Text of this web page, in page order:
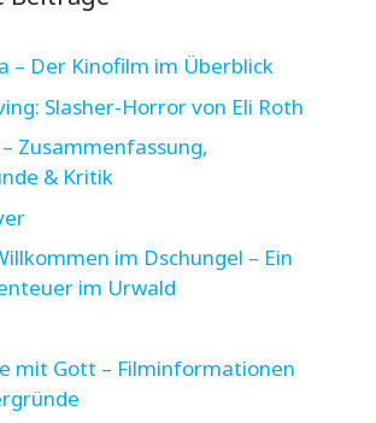
– Der Kinofilm im Überblick
Slasher-Horror von Eli Roth
Zusammenfassung,
& Kritik
im Dschungel – Ein
im Urwald
mit Gott – Filminformationen